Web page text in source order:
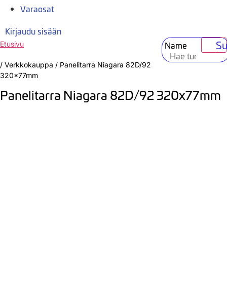
Varaosat
Kirjaudu sisään
Name
Etusivu
/ Verkkokauppa / Panelitarra Niagara 82D/92
320x77mm
Panelitarra Niagara 82D/92 320x77mm